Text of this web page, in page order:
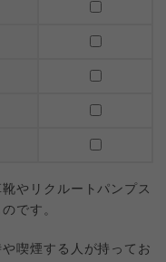
やリクルートパンプス
です。
喫煙する人が持ってお